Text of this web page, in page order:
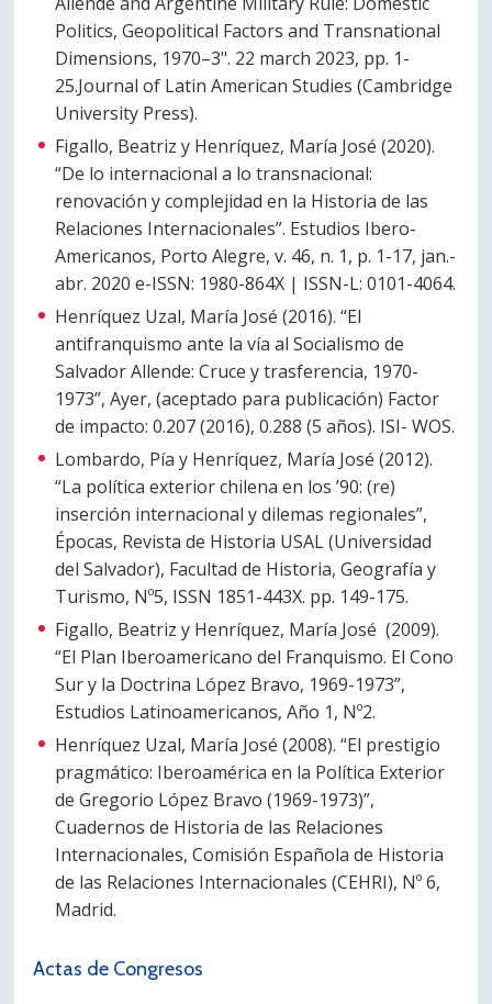
Politics, Geopolitical Factors and Transnational
Dimensions, 1970–3". 22 march 2023, pp. 1-
25.Journal of Latin American Studies (Cambridge
University Press).
Figallo, Beatriz y Henríquez, María José (2020).
“De lo internacional a lo transnacional:
renovación y complejidad en la Historia de las
Relaciones Internacionales”. Estudios Ibero-
Americanos, Porto Alegre, v. 46, n. 1, p. 1-17, jan.-
abr. 2020 e-ISSN: 1980-864X | ISSN-L: 0101-4064.
Henríquez Uzal, María José (2016). “El
antifranquismo ante la vía al Socialismo de
Salvador Allende: Cruce y trasferencia, 1970-
1973”, Ayer, (aceptado para publicación) Factor
de impacto: 0.207 (2016), 0.288 (5 años). ISI- WOS.
Lombardo, Pía y Henríquez, María José (2012).
“La política exterior chilena en los ’90: (re)
inserción internacional y dilemas regionales”,
Épocas, Revista de Historia USAL (Universidad
del Salvador), Facultad de Historia, Geografía y
Turismo, Nº5, ISSN 1851-443X. pp. 149-175.
Figallo, Beatriz y Henríquez, María José (2009).
“El Plan Iberoamericano del Franquismo. El Cono
Sur y la Doctrina López Bravo, 1969-1973”,
Estudios Latinoamericanos, Año 1, Nº2.
Henríquez Uzal, María José (2008). “El prestigio
pragmático: Iberoamérica en la Política Exterior
de Gregorio López Bravo (1969-1973)”,
Cuadernos de Historia de las Relaciones
Internacionales, Comisión Española de Historia
de las Relaciones Internacionales (CEHRI), Nº 6,
Madrid.
Actas de Congresos